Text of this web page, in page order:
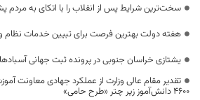
سخت‌ترین شرایط پس از انقلاب را با اتکای به
هفته دولت بهترین فرصت برای تبیین خدمات نظام
یشتازی خراسان جنوبی در پرونده ثبت جهانی آسبادها
تقدیر مقام عالی وزارت از عملکرد جهادی معاونت
۴۶۰۰ دانش‌آموز زیر چتر «طرح حامی»